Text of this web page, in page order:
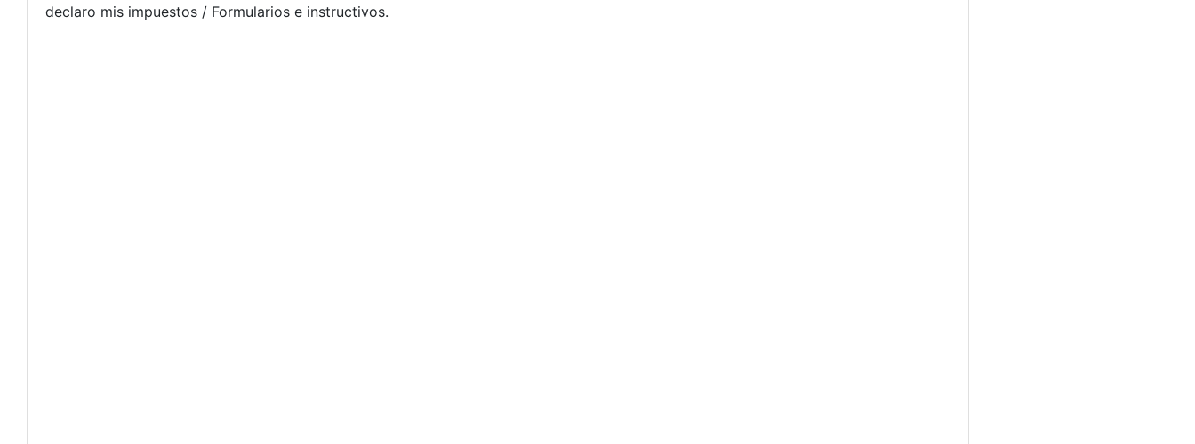
declaro mis impuestos / Formularios e instructivos.